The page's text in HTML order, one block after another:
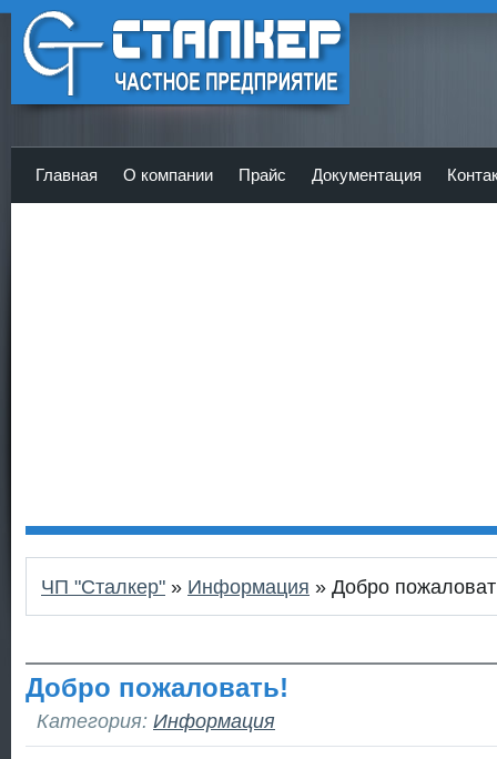
ЧП Сталкер - Главная
Главная О компании Прайс Документация
ЧП "Сталкер" » Информация » Добро
Добро пожаловать!
Категория: Информация